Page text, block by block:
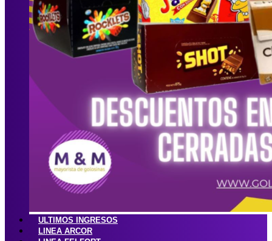
ULTIMOS INGRESOS
LINEA ARCOR